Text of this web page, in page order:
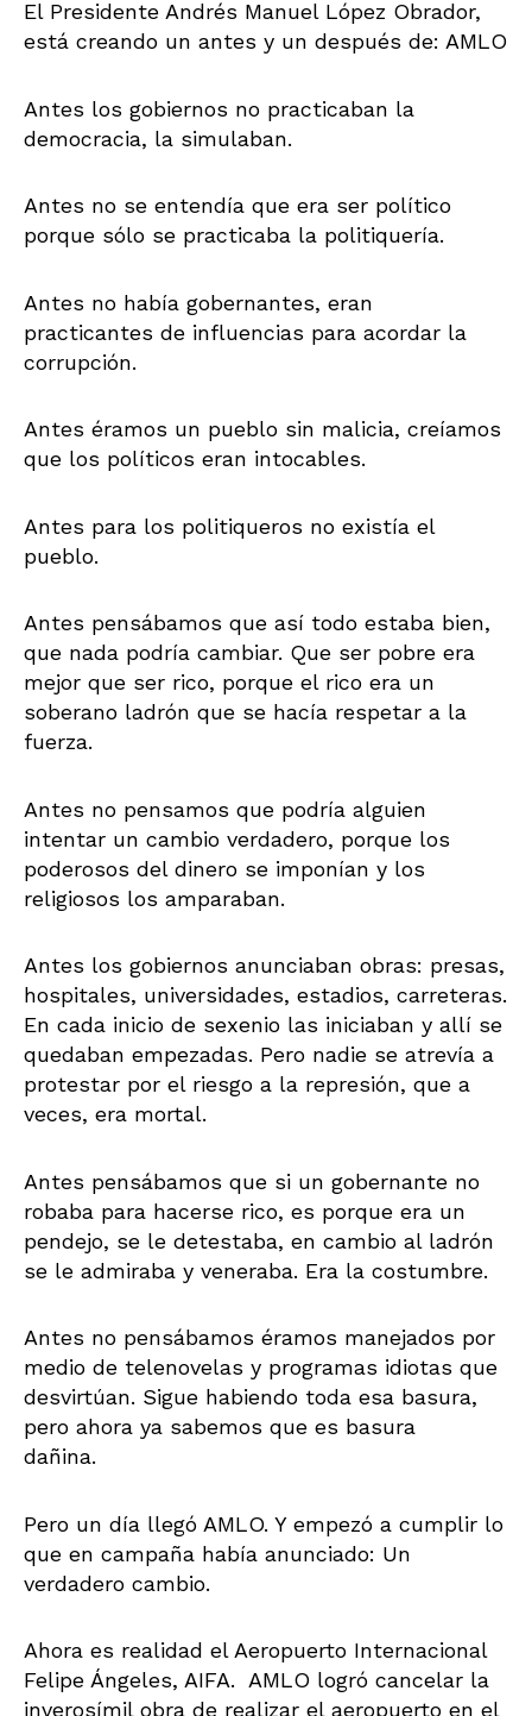
El Presidente Andrés Manuel López Obrador,
está creando un antes y un después de: AMLO
Antes los gobiernos no practicaban la
democracia, la simulaban.
Antes no se entendía que era ser político
porque sólo se practicaba la politiquería.
Antes no había gobernantes, eran
practicantes de influencias para acordar la
corrupción.
Antes éramos un pueblo sin malicia, creíamos
que los políticos eran intocables.
Antes para los politiqueros no existía el
pueblo.
Antes pensábamos que así todo estaba bien,
que nada podría cambiar. Que ser pobre era
mejor que ser rico, porque el rico era un
soberano ladrón que se hacía respetar a la
fuerza.
Antes no pensamos que podría alguien
intentar un cambio verdadero, porque los
poderosos del dinero se imponían y los
religiosos los amparaban.
Antes los gobiernos anunciaban obras: presas,
hospitales, universidades, estadios, carreteras.
En cada inicio de sexenio las iniciaban y allí se
quedaban empezadas. Pero nadie se atrevía a
protestar por el riesgo a la represión, que a
veces, era mortal.
Antes pensábamos que si un gobernante no
robaba para hacerse rico, es porque era un
pendejo, se le detestaba, en cambio al ladrón
se le admiraba y veneraba. Era la costumbre.
Antes no pensábamos éramos manejados por
medio de telenovelas y programas idiotas que
desvirtúan. Sigue habiendo toda esa basura,
pero ahora ya sabemos que es basura
dañina.
Pero un día llegó AMLO. Y empezó a cumplir lo
que en campaña había anunciado: Un
verdadero cambio.
Ahora es realidad el Aeropuerto Internacional
Felipe Ángeles, AIFA. AMLO logró cancelar la
inverosímil obra de realizar el aeropuerto en el